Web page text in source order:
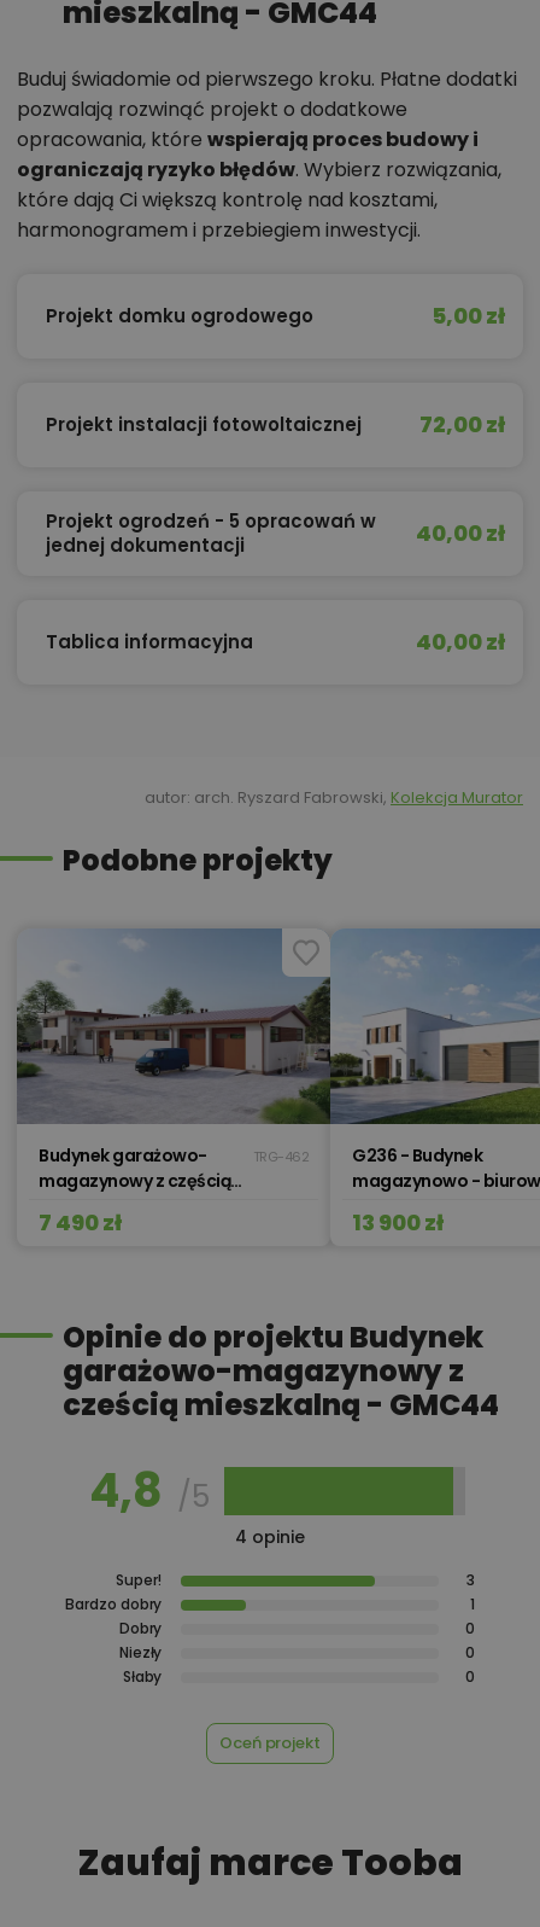
mieszkalną - GMC44
Buduj świadomie od pierwszego kroku. Płatne dodatki
pozwalają rozwinąć projekt o dodatkowe
opracowania, które wspierają proces budowy i
ograniczają ryzyko błędów. Wybierz rozwiązania,
które dają Ci większą kontrolę nad kosztami,
harmonogramem i przebiegiem inwestycji.
Projekt domku ogrodowego 5,00 zł
Projekt instalacji fotowoltaicznej 72,00 zł
Projekt ogrodzeń - 5 opracowań w
jednej dokumentacji
40,00 zł
Tablica informacyjna 40,00 zł
autor: arch. Ryszard Fabrowski, Kolekcja Murator
Podobne projekty
Budynek garażowo-
magazynowy z częścią
TRG-462
7 490 zł
G236 - Budynek
magazynowo -
13 900 zł
Opinie do projektu Budynek
garażowo-magazynowy z
cześcią mieszkalną - GMC44
4,8 /5
4 opinie
Super!
3
Bardzo dobry
1
Dobry
0
Niezły
0
Słaby
0
Oceń projekt
Zaufaj marce Tooba